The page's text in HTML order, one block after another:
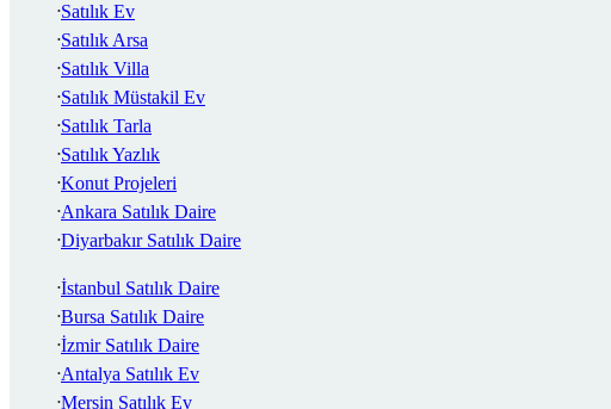
Satılık Ev
Satılık Arsa
Satılık Villa
Satılık Müstakil Ev
Satılık Tarla
Satılık Yazlık
Konut Projeleri
Ankara Satılık Daire
Diyarbakır Satılık Daire
İstanbul Satılık Daire
Bursa Satılık Daire
İzmir Satılık Daire
Antalya Satılık Ev
Mersin Satılık Ev